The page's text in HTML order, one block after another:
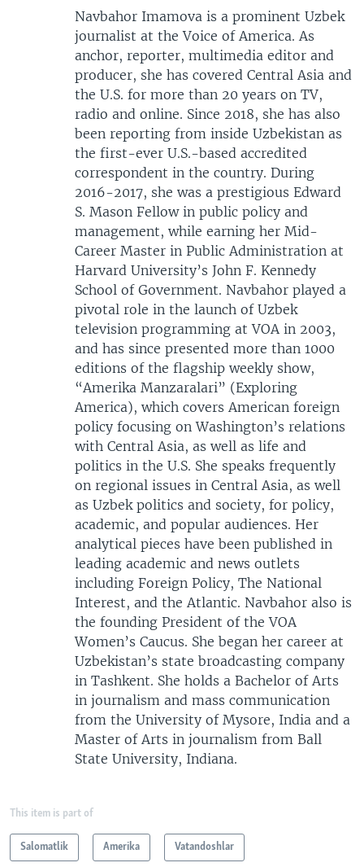
Navbahor Imamova is a prominent Uzbek
journalist at the Voice of America. As
anchor, reporter, multimedia editor and
producer, she has covered Central Asia and
the U.S. for more than 20 years on TV,
radio and online. Since 2018, she has also
been reporting from inside Uzbekistan as
the first-ever U.S.-based accredited
correspondent in the country. During
2016-2017, she was a prestigious Edward
S. Mason Fellow in public policy and
management, while earning her Mid-
Career Master in Public Administration at
Harvard University’s John F. Kennedy
School of Government. Navbahor played a
pivotal role in the launch of Uzbek
television programming at VOA in 2003,
and has since presented more than 1000
editions of the flagship weekly show,
“Amerika Manzaralari” (Exploring
America), which covers American foreign
policy focusing on Washington’s relations
with Central Asia, as well as life and
politics in the U.S. She speaks frequently
on regional issues in Central Asia, as well
as Uzbek politics and society, for policy,
academic, and popular audiences. Her
analytical pieces have been published in
leading academic and news outlets
including Foreign Policy, The National
Interest, and the Atlantic. Navbahor also is
the founding President of the VOA
Women’s Caucus. She began her career at
Uzbekistan’s state broadcasting company
in Tashkent. She holds a Bachelor of Arts
in journalism and mass communication
from the University of Mysore, India and a
Master of Arts in journalism from Ball
State University, Indiana.
This item is part of
Salomatlik Amerika Vatandoshlar